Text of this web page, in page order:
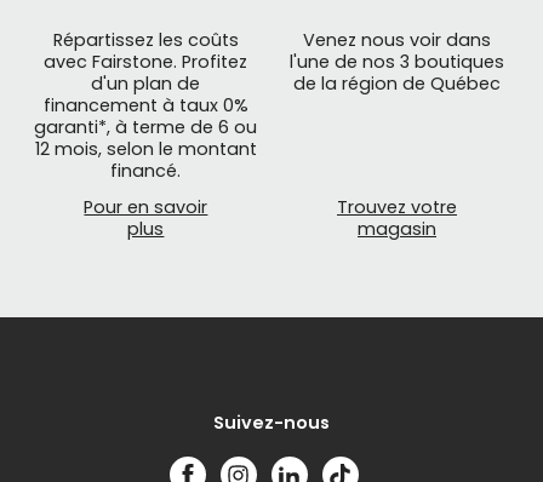
Répartissez les coûts
avec Fairstone. Profitez
d'un plan de
financement à taux 0%
garanti*, à terme de 6 ou
12 mois, selon le montant
financé.
Pour en savoir
plus
Venez nous voir dans
l'une de nos 3 boutiques
de la région de Québec
Trouvez votre
magasin
Suivez-nous